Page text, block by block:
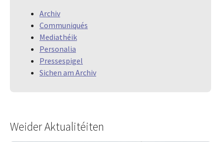
Archiv
Communiqués
Mediathéik
Personalia
Pressespigel
Sichen am Archiv
Weider Aktualitéiten